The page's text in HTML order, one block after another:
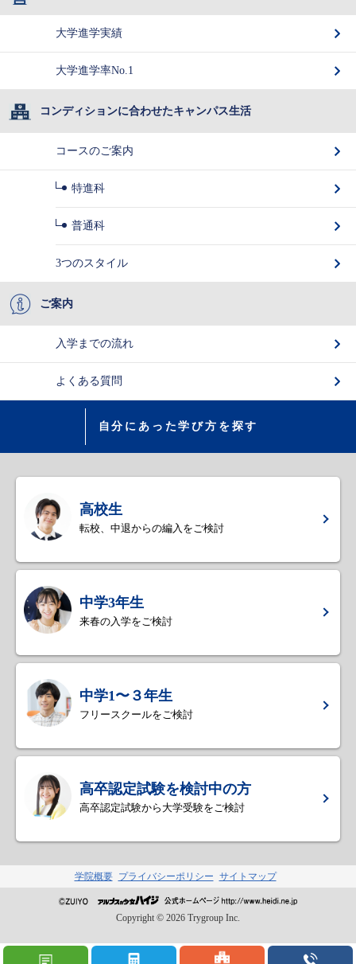
大学進学実績
大学進学率No.1
コンディションに合わせたキャンパス生活
コースのご案内
特進科
普通科
3つのスタイル
ご案内
入学までの流れ
よくある質問
自分にあった学び方を探す
高校生
転校、中退からの編入をご検討
中学3年生
来春の入学をご検討
中学1〜３年生
フリースクールをご検討
高卒認定試験を検討中の方
高卒認定試験から大学受験をご検討
学院概要 プライバシーポリシー サイトマップ
Copyright © 2026 Trygroup Inc.